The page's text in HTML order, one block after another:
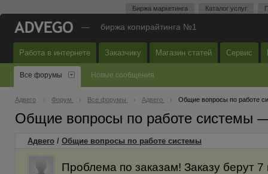
Биржа маркетинга Каталог услуг
— биржа копирайтинга №1
Работа в интернете Заказчику Магазин статей Сервис
Все форумы Новые сообщения
Адвего Форум Все форумы Адвего Общие вопросы по работе
Общие вопросы по работе системы
Адвего / Общие вопросы по работе системы
Проблема по заказам! Заказу берут 7